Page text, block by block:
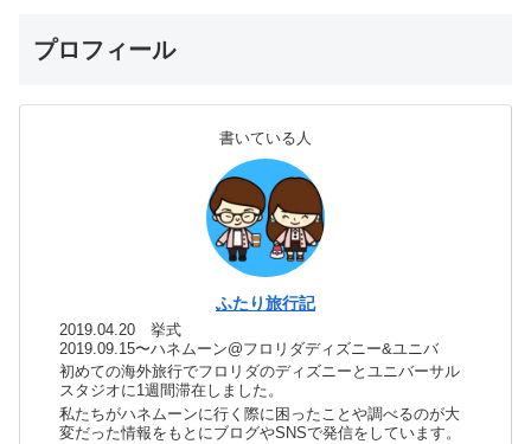
プロフィール
書いている人
ふたり旅行記
2019.04.20 挙式
2019.09.15〜ハネムーン@フロリダディズニー&ユニバ
初めての海外旅行でフロリダのディズニーとユニバーサル
スタジオに1週間滞在しました。
私たちがハネムーンに行く際に困ったことや調べるのが大
変だった情報をもとにブログやSNSで発信をしています。